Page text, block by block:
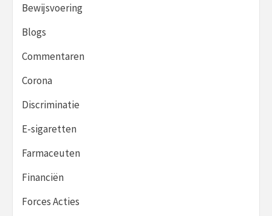
Bewijsvoering
Blogs
Commentaren
Corona
Discriminatie
E-sigaretten
Farmaceuten
Financiën
Forces Acties